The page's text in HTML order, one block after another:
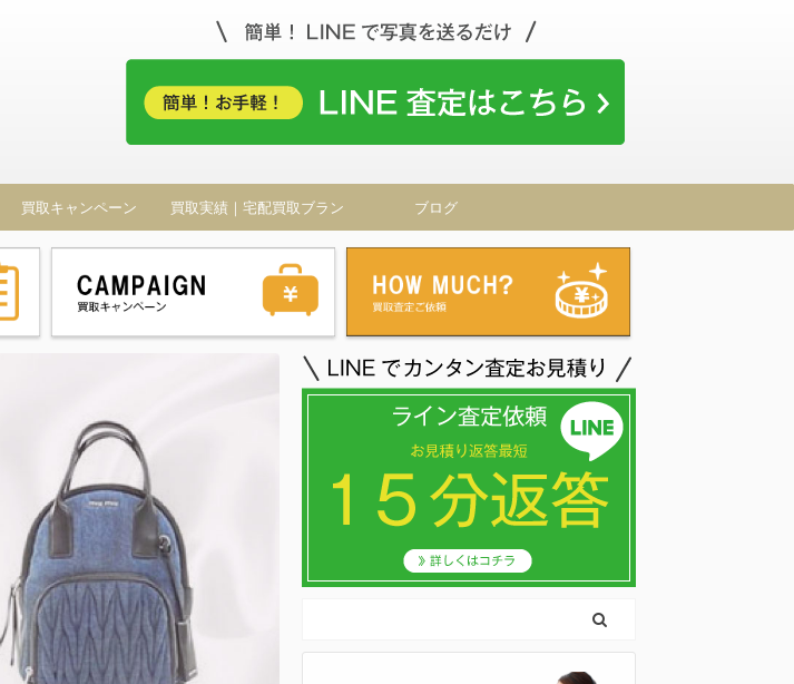
買取キャンペーン 買取実績｜宅配買取ブラン
ドバイヤー
ブログ